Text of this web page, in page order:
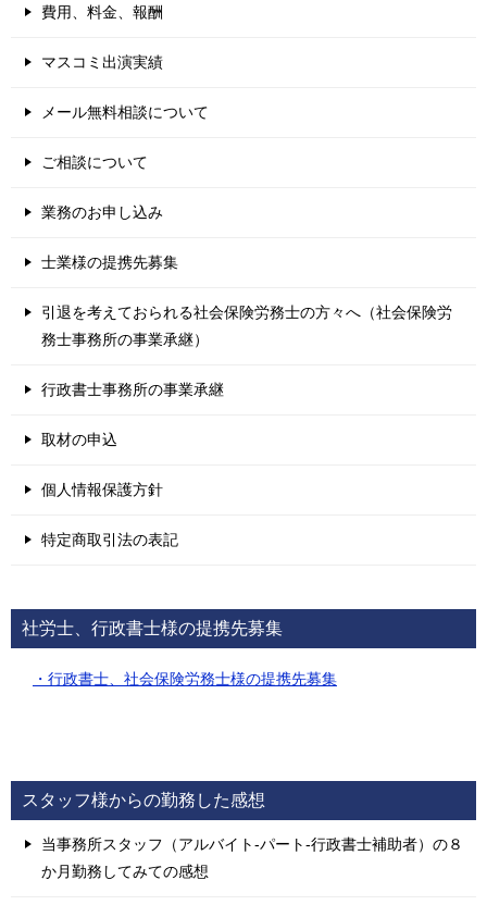
費用、料金、報酬
マスコミ出演実績
メール無料相談について
ご相談について
業務のお申し込み
士業様の提携先募集
引退を考えておられる社会保険労務士の方々へ（社会保険労
務士事務所の事業承継）
行政書士事務所の事業承継
取材の申込
個人情報保護方針
特定商取引法の表記
社労士、行政書士様の提携先募集
・行政書士、社会保険労務士様の提携先募集
スタッフ様からの勤務した感想
当事務所スタッフ（アルバイト-パート-行政書士補助者）の８
か月勤務してみての感想